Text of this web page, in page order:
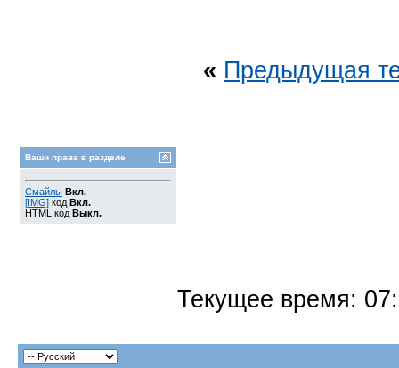
« Предыдущая
Ваши права в разделе
Смайлы Вкл.
[IMG] код Вкл.
HTML код Выкл.
Текущее время: